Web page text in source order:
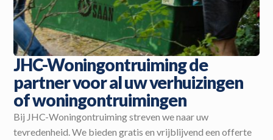
JHC-Woningontruiming de
partner voor al uw verhuizingen
of woningontruimingen
Bij JHC-Woningontruiming streven we naar uw
tevredenheid. We bieden gratis en vrijblijvend een offerte